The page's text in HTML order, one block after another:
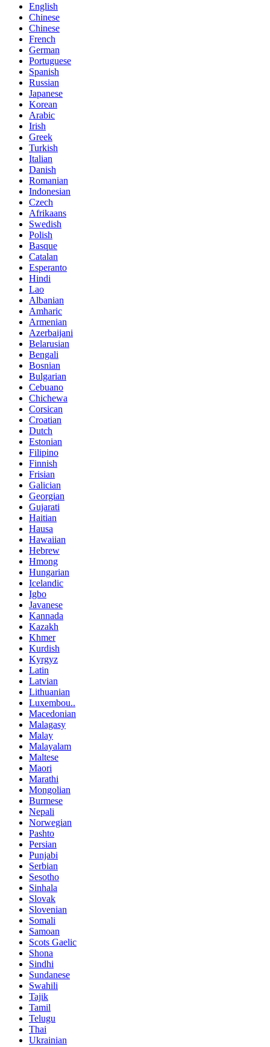
English
Chinese
Chinese
French
German
Portuguese
Spanish
Russian
Japanese
Korean
Arabic
Irish
Greek
Turkish
Italian
Danish
Romanian
Indonesian
Czech
Afrikaans
Swedish
Polish
Basque
Catalan
Esperanto
Hindi
Lao
Albanian
Amharic
Armenian
Azerbaijani
Belarusian
Bengali
Bosnian
Bulgarian
Cebuano
Chichewa
Corsican
Croatian
Dutch
Estonian
Filipino
Finnish
Frisian
Galician
Georgian
Gujarati
Haitian
Hausa
Hawaiian
Hebrew
Hmong
Hungarian
Icelandic
Igbo
Javanese
Kannada
Kazakh
Khmer
Kurdish
Kyrgyz
Latin
Latvian
Lithuanian
Luxembou..
Macedonian
Malagasy
Malay
Malayalam
Maltese
Maori
Marathi
Mongolian
Burmese
Nepali
Norwegian
Pashto
Persian
Punjabi
Serbian
Sesotho
Sinhala
Slovak
Slovenian
Somali
Samoan
Scots Gaelic
Shona
Sindhi
Sundanese
Swahili
Tajik
Tamil
Telugu
Thai
Ukrainian